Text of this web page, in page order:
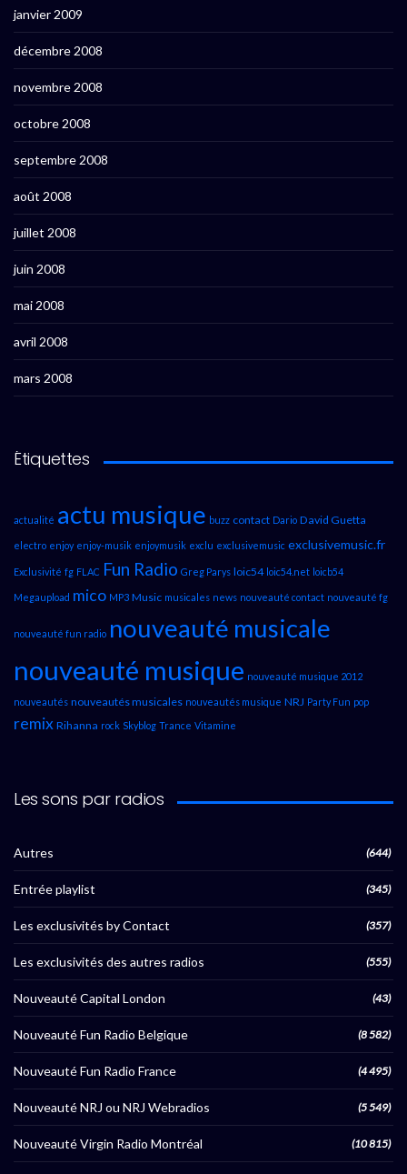
janvier 2009
décembre 2008
novembre 2008
octobre 2008
septembre 2008
août 2008
juillet 2008
juin 2008
mai 2008
avril 2008
mars 2008
Étiquettes
actualité actu musique buzz contact Dario David Guetta
electro enjoy enjoy-musik enjoymusik exclu exclusivemusic exclusivemusic.fr
Exclusivité fg FLAC Fun Radio Greg Parys loic54 loic54.net loicb54
Megaupload mico MP3 Music musicales news nouveauté contact nouveauté fg
nouveauté fun radio nouveauté musicale
nouveauté musique nouveauté musique 2012
nouveautés nouveautés musicales nouveautés musique NRJ Party Fun pop
remix Rihanna rock Skyblog Trance Vitamine
Les sons par radios
Autres (644)
Entrée playlist (345)
Les exclusivités by Contact (357)
Les exclusivités des autres radios (555)
Nouveauté Capital London (43)
Nouveauté Fun Radio Belgique (8 582)
Nouveauté Fun Radio France (4 495)
Nouveauté NRJ ou NRJ Webradios (5 549)
Nouveauté Virgin Radio Montréal (10 815)